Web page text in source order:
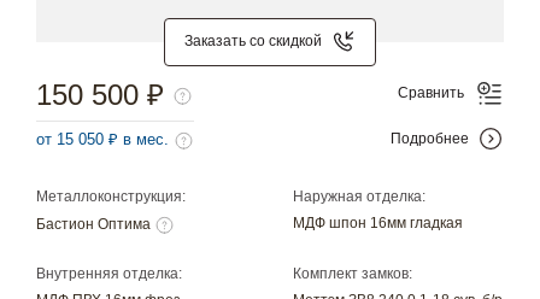
Заказать со скидкой
Металлоконструкция:
Бастион Оптима
Наружная отделка:
МДФ шпон 16мм гладкая
Внутренняя отделка:
Комплект замков:
150 500 ₽
от 15 050 ₽ в мес.
Сравнить
Подробнее